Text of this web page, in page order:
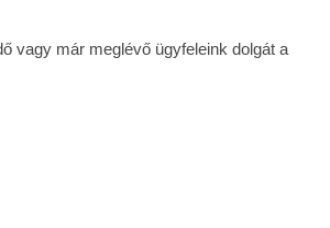
vagy már meglévő ügyfeleink dolgát a